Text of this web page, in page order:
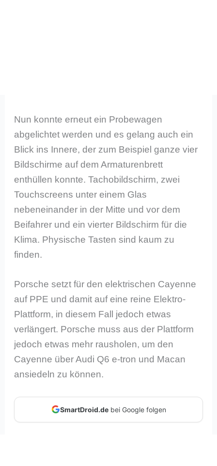
Nun konnte erneut ein Probewagen
abgelichtet werden und es gelang auch ein
Blick ins Innere, der zum Beispiel ganze vier
Bildschirme auf dem Armaturenbrett
enthüllen konnte. Tachobildschirm, zwei
Touchscreens unter einem Glas
nebeneinander in der Mitte und vor dem
Beifahrer und ein vierter Bildschirm für die
Klima. Physische Tasten sind kaum zu
finden.
Porsche setzt für den elektrischen Cayenne
auf PPE und damit auf eine reine Elektro-
Plattform, in diesem Fall jedoch etwas
verlängert. Porsche muss aus der Plattform
jedoch etwas mehr rausholen, um den
Cayenne über Audi Q6 e-tron und Macan
ansiedeln zu können.
SmartDroid.debei Google folgen